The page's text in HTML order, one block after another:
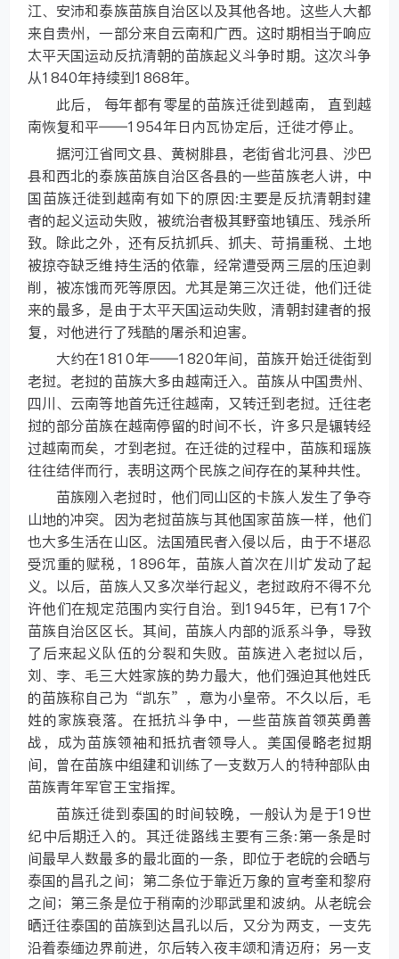
江、安沛和泰族苗族自治区以及其他各地。这些人大都
来自贵州，一部分来自云南和广西。这时期相当于响应
太平天国运动反抗清朝的苗族起义斗争时期。这次斗争
从1840年持续到1868年。
此后， 每年都有零星的苗族迁徙到越南， 直到越
南恢复和平——1954年日内瓦协定后，迁徙才停止。
据河江省同文县、黄树腓县，老街省北河县、沙巴
县和西北的泰族苗族自治区各县的一些苗族老人讲，中
国苗族迁徙到越南有如下的原因:主要是反抗清朝封建
者的起义运动失败，被统治者极其野蛮地镇压、残杀所
致。除此之外，还有反抗抓兵、抓夫、苛捐重税、土地
被掠夺缺乏维持生活的依靠，经常遭受两三层的压迫剥
削，被冻饿而死等原因。尤其是第三次迁徙，他们迁徙
来的最多，是由于太平天国运动失败，清朝封建者的报
复，对他进行了残酷的屠杀和迫害。
大约在1810年——1820年间，苗族开始迁徙街到
老挝。老挝的苗族大多由越南迁入。苗族从中国贵州、
四川、云南等地首先迁往越南，又转迁到老挝。迁往老
挝的部分苗族在越南停留的时间不长，许多只是辗转经
过越南而矣，才到老挝。在迁徙的过程中，苗族和瑶族
往往结伴而行，表明这两个民族之间存在的某种共性。
苗族刚入老挝时，他们同山区的卡族人发生了争夺
山地的冲突。因为老挝苗族与其他国家苗族一样，他们
也大多生活在山区。法国殖民者入侵以后，由于不堪忍
受沉重的赋税，1896年，苗族人首次在川圹发动了起
义。以后，苗族人又多次举行起义，老挝政府不得不允
许他们在规定范围内实行自治。到1945年，已有17个
苗族自治区区长。其间，苗族人内部的派系斗争，导致
了后来起义队伍的分裂和失败。苗族进入老挝以后，
刘、李、毛三大姓家族的势力最大，他们强迫其他姓氏
的苗族称自己为“凯东”，意为小皇帝。不久以后，毛
姓的家族衰落。在抵抗斗争中，一些苗族首领英勇善
战，成为苗族领袖和抵抗者领导人。美国侵略老挝期
间，曾在苗族中组建和训练了一支数万人的特种部队由
苗族青年军官王宝指挥。
苗族迁徙到泰国的时间较晚，一般认为是于19世
纪中后期迁入的。其迁徙路线主要有三条:第一条是时
间最早人数最多的最北面的一条，即位于老皖的会晒与
泰国的昌孔之间；第二条位于靠近万象的宣考奎和黎府
之间；第三条是位于稍南的沙耶武里和波纳。从老皖会
晒迁往泰国的苗族到达昌孔以后，又分为两支，一支先
沿着泰缅边界前进，尔后转入夜丰颂和清迈府；另一支